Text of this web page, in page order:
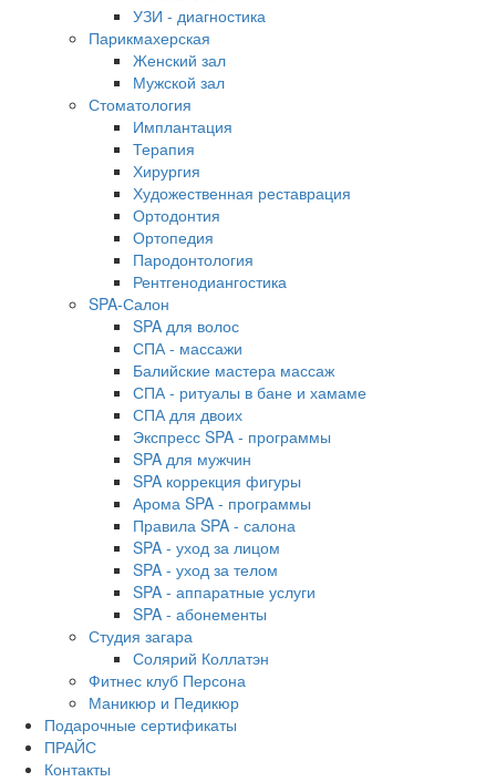
УЗИ - диагностика
Парикмахерская
Женский зал
Мужской зал
Стоматология
Имплантация
Терапия
Хирургия
Художественная реставрация
Ортодонтия
Ортопедия
Пародонтология
Рентгенодиангостика
SPA-Салон
SPA для волос
СПА - массажи
Балийские мастера массаж
СПА - ритуалы в бане и хамаме
СПА для двоих
Экспресс SPA - программы
SPA для мужчин
SPA коррекция фигуры
Арома SPA - программы
Правила SPA - салона
SPA - уход за лицом
SPA - уход за телом
SPA - аппаратные услуги
SPA - абонементы
Студия загара
Солярий Коллатэн
Фитнес клуб Персона
Маникюр и Педикюр
Подарочные сертификаты
ПРАЙС
Контакты